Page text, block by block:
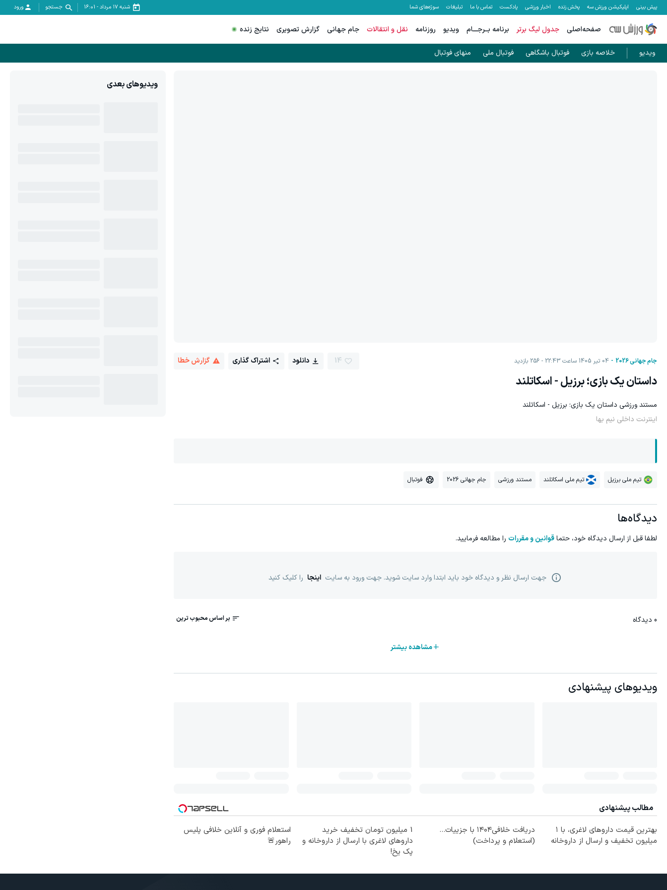
پیش بینی اپلیکیشن ورزش سه پخش زنده اخبار ورزشی پادکست تماس با ما تبلیغات سوژه‌های شما شنبه ۱۷ مرداد -
16:01 جستجو ورود
صفحه‌اصلی جدول لیگ برتر برنامه بــرجـــام ویدیو روزنامه نقل و انتقالات جام جهانی گزارش تصویری نتایج زنده
ویدیو خلاصه بازی فوتبال باشگاهی فوتبال ملی منهای فوتبال
جام جهانی 2026 04 تیر 1405 ساعت 22:43 256 بازدید 14 دانلود اشتراک گذاری گزارش خطا
داستان یک بازی؛ برزیل - اسکاتلند
مستند ورزشی داستان یک بازی؛ برزیل - اسکاتلند
اینترنت داخلی نیم بها
تیم ملی برزیل تیم ملی اسکاتلند مستند ورزشی جام جهانی 2026 فوتبال
دیدگاه‌ها
لطفا قبل از ارسال دیدگاه خود، حتماقوانین و مقررات را مطالعه فرمایید.
جهت ارسال نظر و دیدگاه خود باید ابتدا وارد سایت شوید. جهت ورود به سایت اینجا را کلیک کنید
0 دیدگاه
مشاهده بیشتر
ویدیوهای پیشنهادی
مطالب پیشنهادی
بهترین قیمت داروهای لاغری، با ۱
میلیون تخفیف و ارسال از داروخانه‌
دریافت خلافی۱۴۰۴ با جزییات...
(استعلام و پرداخت)
1 میلیون تومان تخفیف خرید
داروهای لاغری با ارسال از داروخانه و
پک یخ!
استعلام فوری و آنلاین خلافی پلیس
راهور🚨
ویدیوهای بعدی